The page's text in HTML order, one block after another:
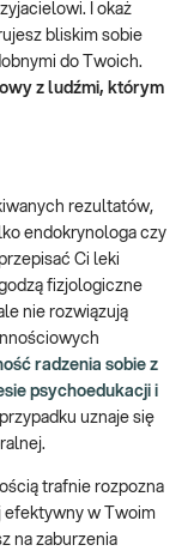
I okaż
bliskim sobie
do Twoich.
z ludźmi, którym
rezultatów,
endokrynologa czy
Ci leki
fizjologiczne
nie rozwiązują
radzenia sobie z
psychoedukacji i
uznaje się
trafnie rozpozna
efektywny w Twoim
na zaburzenia